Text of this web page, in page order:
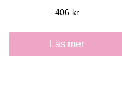
406 kr
Läs mer